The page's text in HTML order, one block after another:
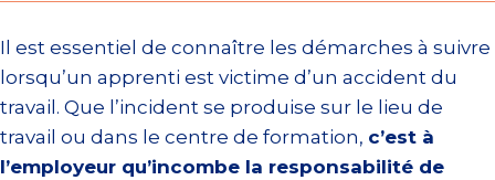
Il est essentiel de connaître les démarches à suivre
lorsqu’un apprenti est victime d’un accident du
travail. Que l’incident se produise sur le lieu de
travail ou dans le centre de formation, c’est à
l’employeur qu’incombe la responsabilité de